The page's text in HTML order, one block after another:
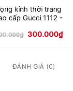
kính thời trang
cấp Gucci 1112 -
₫ Giá
gốc
300.000₫Giá
hiện
ĐÁNH GIÁ (0)